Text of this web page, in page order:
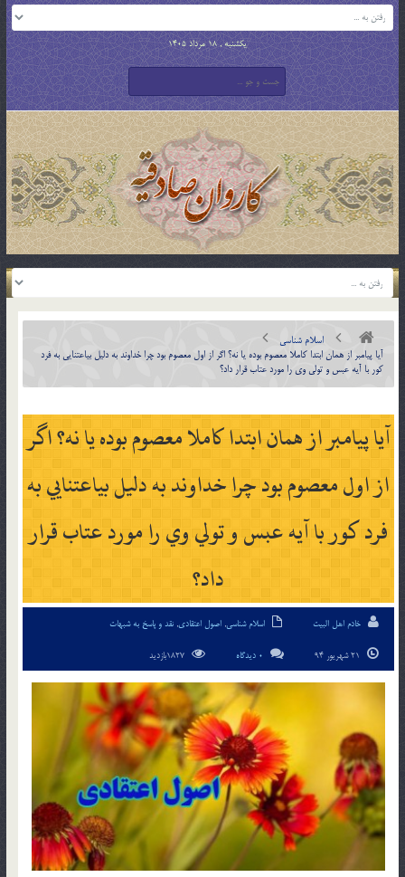
یکشنبه , 18 مرداد 1405
اسلام شناسی
آيا پيامبر از همان ابتدا كاملا معصوم بوده يا نه؟ اگر از اول معصوم بود چرا خداوند به دليل بي­اعتنايي به فرد
کور با آيه عبس و تولي وي را مورد عتاب قرار داد؟
آيا پيامبر از همان ابتدا كاملا معصوم بوده يا نه؟ اگر
از اول معصوم بود چرا خداوند به دليل بي­اعتنايي به
فرد کور با آيه عبس و تولي وي را مورد عتاب قرار
داد؟
خادم اهل البیت اسلام شناسی, اصول اعتقادی, نقد و پاسخ به شبهات
0 دیدگاه